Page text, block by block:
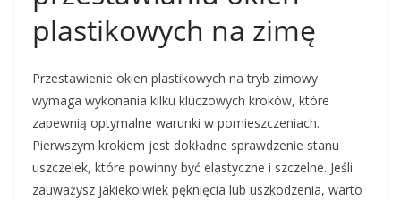
plastikowych na zimę
Przestawienie okien plastikowych na tryb zimowy
wymaga wykonania kilku kluczowych kroków, które
zapewnią optymalne warunki w pomieszczeniach.
Pierwszym krokiem jest dokładne sprawdzenie stanu
uszczelek, które powinny być elastyczne i szczelne. Jeśli
zauważysz jakiekolwiek pęknięcia lub uszkodzenia, warto